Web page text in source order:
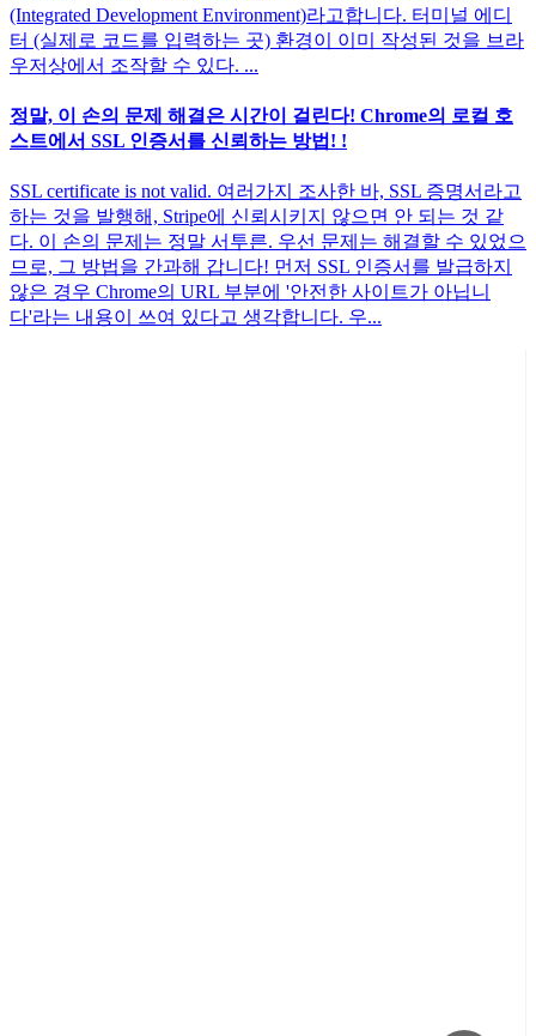
(Integrated Development Environment)라고합니다. 터미널 에디
터 (실제로 코드를 입력하는 곳) 환경이 이미 작성된 것을 브라
우저상에서 조작할 수 있다. ...
정말, 이 손의 문제 해결은 시간이 걸린다! Chrome의 로컬 호
스트에서 SSL 인증서를 신뢰하는 방법! !
SSL certificate is not valid. 여러가지 조사한 바, SSL 증명서라고
하는 것을 발행해, Stripe에 신뢰시키지 않으면 안 되는 것 같
다. 이 손의 문제는 정말 서투른. 우선 문제는 해결할 수 있었으
므로, 그 방법을 간과해 갑니다! 먼저 SSL 인증서를 발급하지
않은 경우 Chrome의 URL 부분에 '안전한 사이트가 아닙니
다'라는 내용이 쓰여 있다고 생각합니다. 우...